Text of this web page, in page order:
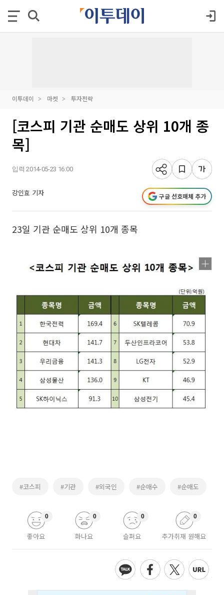
이투데이 마켓 투자전략
[코스피 기관 순매도 상위 10개 종
목]
입력 2014-05-23 16:00
강인효 기자 구글 선호매체 추가
23일 기관 순매도 상위 10개 종목
#코스피 #기관 #외국인 #순매수 #순매도
좋아요
0
화나요
0
슬퍼요
0
추가취재 원해요
0